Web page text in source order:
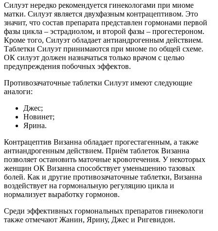
Силуэт нередко рекомендуется гинекологами при миоме
матки. Силуэт является двухфазным контрацептивом. Это
значит, что состав препарата представлен гормонами первой
фазы цикла – эстрадиолом, и второй фазы – прогестероном.
Кроме того, Силуэт обладает антиандрогенным действием.
Таблетки Силуэт принимаются при миоме по общей схеме.
ОК силуэт должен назначаться только врачом с целью
предупреждения побочных эффектов.
Противозачаточные таблетки Силуэт имеют следующие
аналоги:
Джес;
Новинет;
Ярина.
Контрацептив Визанна обладает прогестагенным, а также
антиандрогенным действием. Приём таблеток Визанна
позволяет остановить маточные кровотечения. У некоторых
женщин ОК Визанна способствует уменьшению тазовых
болей. Как и другие противозачаточные таблетки, Визанна
воздействует на гормональную регуляцию цикла и
нормализует выработку гормонов.
Среди эффективных гормональных препаратов гинекологи
также отмечают Жанин, Ярину, Джес и Ригевидон.